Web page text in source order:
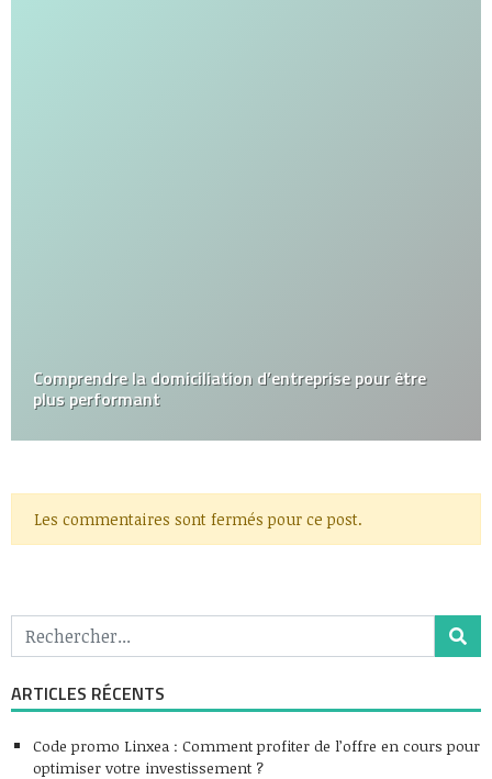
Comprendre la domiciliation d’entreprise pour être
plus performant
Les commentaires sont fermés pour ce post.
ARTICLES RÉCENTS
Code promo Linxea : Comment profiter de l’offre en cours pour
optimiser votre investissement ?